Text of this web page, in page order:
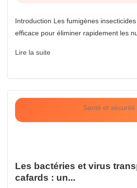
Introduction Les fumigènes
efficace pour éliminer rapidement les
Lire la suite
Santé et sécurité
Les bactéries et virus
cafards : un...